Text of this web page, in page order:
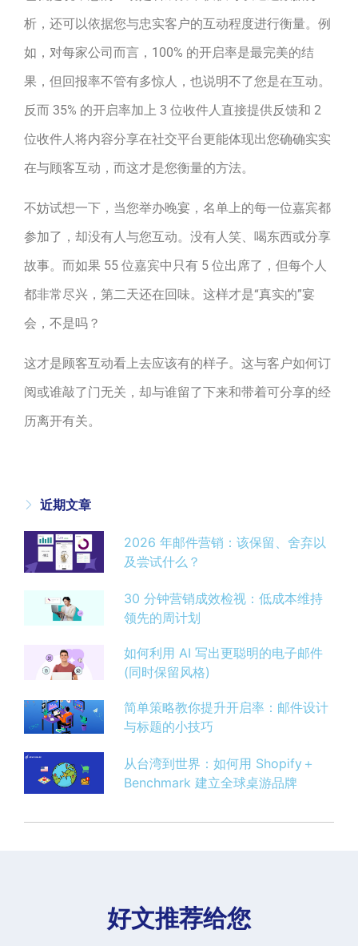
析，还可以依据您与忠实客户的互动程度进行衡量。例
如，对每家公司而言，100% 的开启率是最完美的结
果，但回报率不管有多惊人，也说明不了您是在互动。
反而 35% 的开启率加上 3 位收件人直接提供反馈和 2
位收件人将内容分享在社交平台更能体现出您确确实实
在与顾客互动，而这才是您衡量的方法。
不妨试想一下，当您举办晚宴，名单上的每一位嘉宾都
参加了，却没有人与您互动。没有人笑、喝东西或分享
故事。而如果 55 位嘉宾中只有 5 位出席了，但每个人
都非常尽兴，第二天还在回味。这样才是“真实的”宴
会，不是吗？
这才是顾客互动看上去应该有的样子。这与客户如何订
阅或谁敲了门无关，却与谁留了下来和带着可分享的经
历离开有关。
近期文章
2026 年邮件营销：该保留、舍弃以
及尝试什么？
30 分钟营销成效检视：低成本维持
领先的周计划
如何利用 AI 写出更聪明的电子邮件
(同时保留风格)
简单策略教你提升开启率：邮件设计
与标题的小技巧
从台湾到世界：如何用 Shopify＋
Benchmark 建立全球桌游品牌
好文推荐给您